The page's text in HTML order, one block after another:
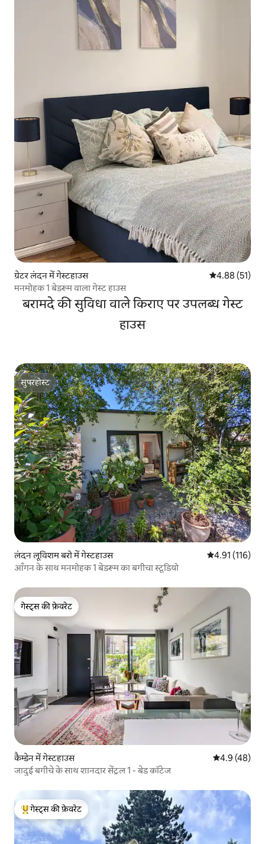
ग्रेटर लंदन में गेस्टहाउस औसत रेटिंग 5 में
4.88 (51)
मनमोहक 1 बेडरूम वाला गेस्ट हाउस
बरामदे की सुविधा वाले किराए पर उपलब्ध गेस्ट
हाउस
सुपरहोस्ट
सुपरहोस्ट
लंदन लूविशम बरो में गेस्टहाउस औसत रेटिंग 5 में से
4.91 (116)
आँगन के साथ मनमोहक 1 बेडरूम का बगीचा स्टूडियो
गेस्ट्स की फ़ेवरेट
गेस्ट्स की फ़ेवरेट
कैम्डेन में गेस्टहाउस औसत रेटिंग 5
4.9 (48)
जादुई बगीचे के साथ शानदार सेंट्रल 1 - बेड कॉटेज
गेस्ट्स का टॉप फ़ेवरेट
गेस्ट्स की फ़ेवरेट